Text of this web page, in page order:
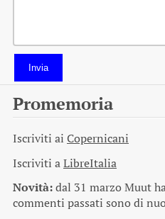
Invia
Promemoria
Iscriviti ai Copernicani
Iscriviti aLibreItalia
Novità:dal 31 marzo Muut
commenti passati sono di